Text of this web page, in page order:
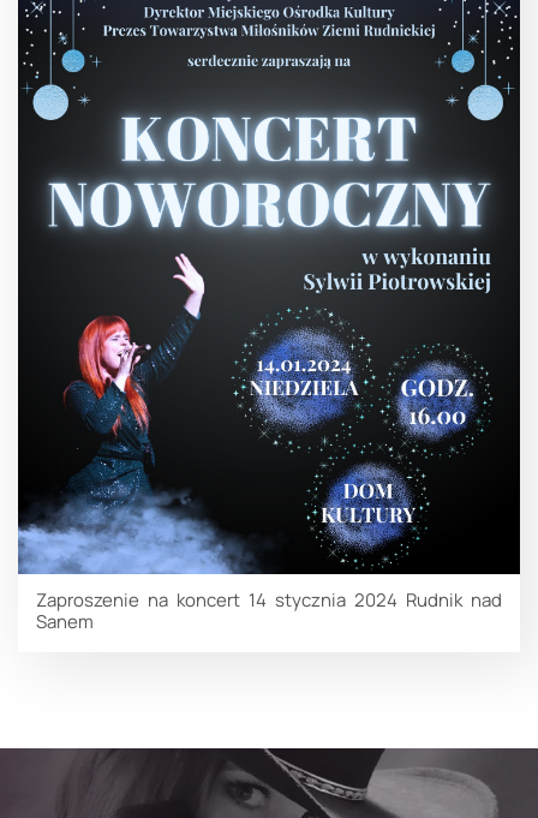
Zaproszenie na koncert 14 stycznia 2024 Rudnik nad
Sanem